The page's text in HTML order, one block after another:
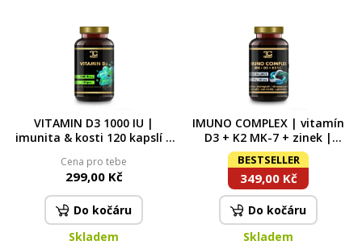
VITAMIN D3 1000 IU |
imunita & kosti 120 kapslí |
Cena pro tebe
299,00 Kč
Do kočáru
Skladem
IMUNO COMPLEX | vitamín
D3 + K2 MK-7 + zinek |
podpora imunity, kostí &
vitality | 60 kapslí | 16 g
BESTSELLER
349,00 Kč
Do kočáru
Skladem